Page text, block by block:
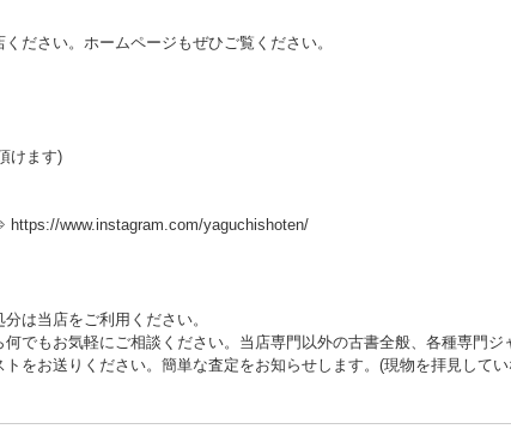
ださい。ホームページもぜひご覧ください。
けます)
www.instagram.com/yaguchishoten/
は当店をご利用ください。
でもお気軽にご相談ください。当店専門以外の古書全般、各種専門ジ
をお送りください。簡単な査定をお知らせします。(現物を拝見して